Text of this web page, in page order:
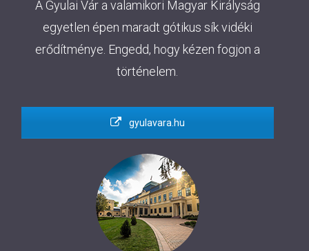
A Gyulai Vár a valamikori Magyar Királyság
egyetlen épen maradt gótikus sík vidéki
erődítménye. Engedd, hogy kézen fogjon a
történelem.
gyulavara.hu